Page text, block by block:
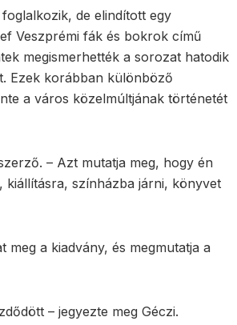
de elindított egy
Veszprémi fák és bokrok című
megismerhették a sorozat hatodik
Ezek korábban különböző
a város közelmúltjának történetét
– Azt mutatja meg, hogy én
színházba járni, könyvet
a kiadvány, és megmutatja a
– jegyezte meg Géczi.